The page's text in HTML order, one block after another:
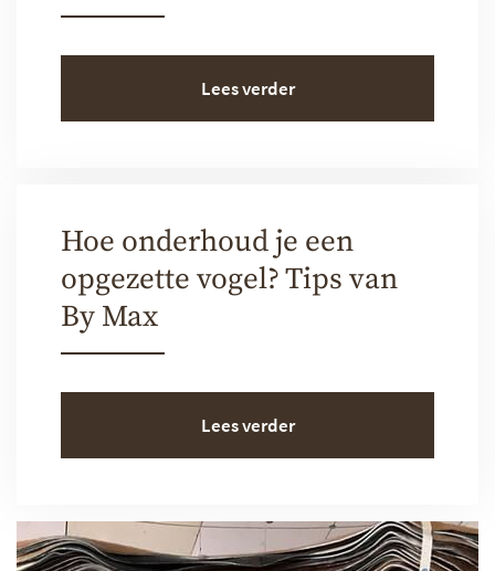
Lees verder
Hoe onderhoud je een
opgezette vogel? Tips van
By Max
Lees verder